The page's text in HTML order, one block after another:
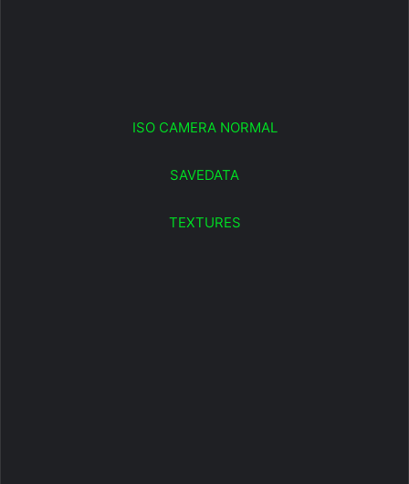
ISO CAMERA NORMAL
SAVEDATA
TEXTURES